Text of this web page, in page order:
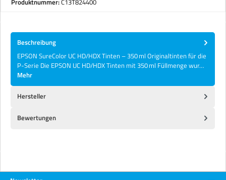
Beschreibung
EPSON SureColor UC HD/HDX Tinten – 350 ml Originaltinten für die
P-Serie Die EPSON UC HD/HDX Tinten mit 350 ml Füllmenge wur…
Mehr
Hersteller
Bewertungen